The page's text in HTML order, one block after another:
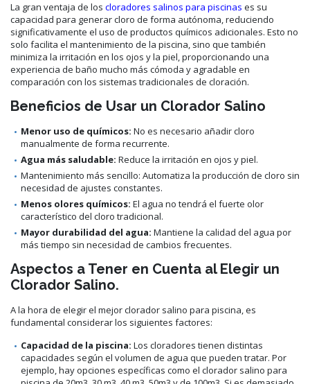
La gran ventaja de los cloradores salinos para piscinas es su
capacidad para generar cloro de forma autónoma, reduciendo
significativamente el uso de productos químicos adicionales. Esto no
solo facilita el mantenimiento de la piscina, sino que también
minimiza la irritación en los ojos y la piel, proporcionando una
experiencia de baño mucho más cómoda y agradable en
comparación con los sistemas tradicionales de cloración.
Beneficios de Usar un Clorador Salino
Menor uso de químicos: No es necesario añadir cloro
manualmente de forma recurrente.
Agua más saludable: Reduce la irritación en ojos y piel.
Mantenimiento más sencillo: Automatiza la producción de cloro sin
necesidad de ajustes constantes.
Menos olores químicos: El agua no tendrá el fuerte olor
característico del cloro tradicional.
Mayor durabilidad del agua: Mantiene la calidad del agua por
más tiempo sin necesidad de cambios frecuentes.
Aspectos a Tener en Cuenta al Elegir un
Clorador Salino.
A la hora de elegir el mejor clorador salino para piscina, es
fundamental considerar los siguientes factores:
Capacidad de la piscina: Los cloradores tienen distintas
capacidades según el volumen de agua que pueden tratar. Por
ejemplo, hay opciones específicas como el clorador salino para